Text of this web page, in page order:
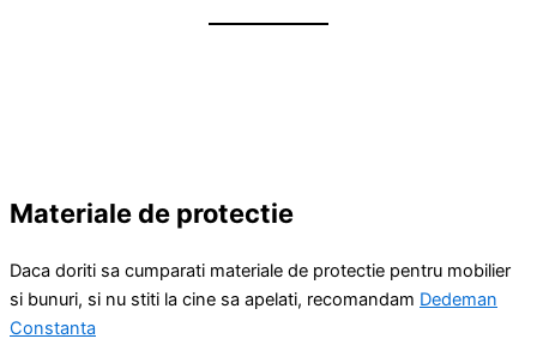
Materiale de protectie
Daca doriti sa cumparati materiale de protectie pentru mobilier
si bunuri, si nu stiti la cine sa apelati, recomandam Dedeman
Constanta